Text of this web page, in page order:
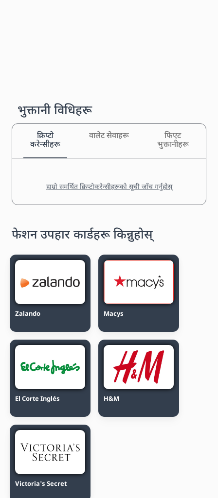
भुक्तानी विधिहरू
क्रिप्टो
करेन्सीहरू
वालेट सेवाहरू
फिएट
भुक्तानीहरू
हाम्रो समर्थित क्रिप्टोकरेन्सीहरूको सूची जाँच गर्नुहोस्
फेशन उपहार कार्डहरू किन्नुहोस्
Zalando Macys
El Corte Inglés H&M
Victoria's Secret